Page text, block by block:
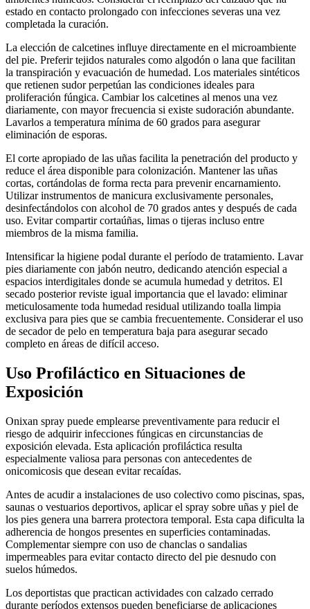
estado en contacto prolongado con infecciones severas una vez
completada la curación.
La elección de calcetines influye directamente en el microambiente
del pie. Preferir tejidos naturales como algodón o lana que facilitan
la transpiración y evacuación de humedad. Los materiales sintéticos
que retienen sudor perpetúan las condiciones ideales para
proliferación fúngica. Cambiar los calcetines al menos una vez
diariamente, con mayor frecuencia si existe sudoración abundante.
Lavarlos a temperatura mínima de 60 grados para asegurar
eliminación de esporas.
El corte apropiado de las uñas facilita la penetración del producto y
reduce el área disponible para colonización. Mantener las uñas
cortas, cortándolas de forma recta para prevenir encarnamiento.
Utilizar instrumentos de manicura exclusivamente personales,
desinfectándolos con alcohol de 70 grados antes y después de cada
uso. Evitar compartir cortaúñas, limas o tijeras incluso entre
miembros de la misma familia.
Intensificar la higiene podal durante el período de tratamiento. Lavar
pies diariamente con jabón neutro, dedicando atención especial a
espacios interdigitales donde se acumula humedad y detritos. El
secado posterior reviste igual importancia que el lavado: eliminar
meticulosamente toda humedad residual utilizando toalla limpia
exclusiva para pies que se cambia frecuentemente. Considerar el uso
de secador de pelo en temperatura baja para asegurar secado
completo en áreas de difícil acceso.
Uso Profiláctico en Situaciones de
Exposición
Onixan spray puede emplearse preventivamente para reducir el
riesgo de adquirir infecciones fúngicas en circunstancias de
exposición elevada. Esta aplicación profiláctica resulta
especialmente valiosa para personas con antecedentes de
onicomicosis que desean evitar recaídas.
Antes de acudir a instalaciones de uso colectivo como piscinas, spas,
saunas o vestuarios deportivos, aplicar el spray sobre uñas y piel de
los pies genera una barrera protectora temporal. Esta capa dificulta la
adherencia de hongos presentes en superficies contaminadas.
Complementar siempre con uso de chanclas o sandalias
impermeables para evitar contacto directo del pie desnudo con
suelos húmedos.
Los deportistas que practican actividades con calzado cerrado
durante períodos extensos pueden beneficiarse de aplicaciones